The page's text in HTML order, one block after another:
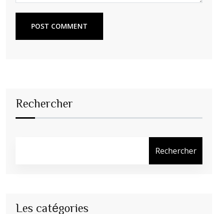
POST COMMENT
Rechercher
Rechercher
Les catégories